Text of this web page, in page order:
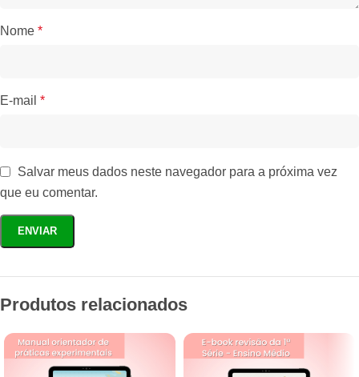
Nome *
E-mail *
Salvar meus dados neste navegador para a próxima vez
que eu comentar.
Produtos relacionados